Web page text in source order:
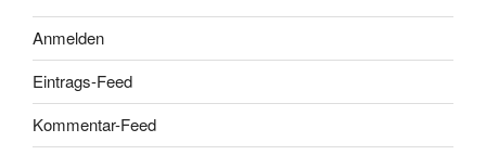
Anmelden
Eintrags-Feed
Kommentar-Feed